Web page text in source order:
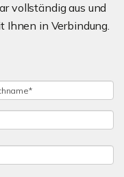
vollständig aus und
Ihnen in Verbindung.